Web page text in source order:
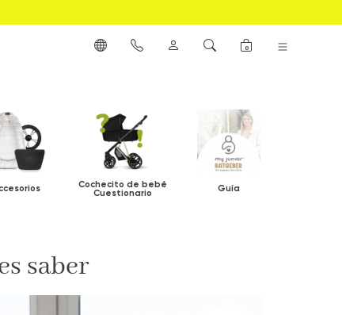
0
Cochecito de bebé
Cuestionario Guía
saber